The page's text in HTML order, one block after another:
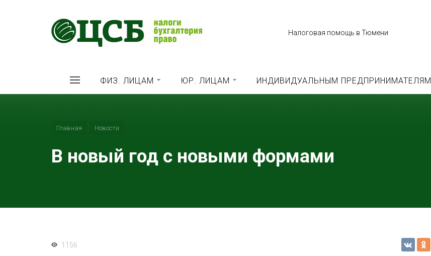
Налоговая помощь в Тюмени
ФИЗ. ЛИЦАМ ЮР. ЛИЦАМ ИНДИВИДУАЛЬНЫМ ПРЕДПРИНИМАТЕЛЯМ
Главная Новости
В новый год с новыми формами
1156